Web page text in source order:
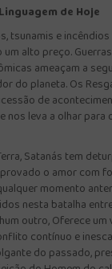
de Hoje
tsunamis e
alto preço.
ameaçam a
do planeta. Os
de
nos leva a olhar para
Satanás tem
o amor com
momento
nesta batalha
outro, Oferece
contínuo e
do passado,